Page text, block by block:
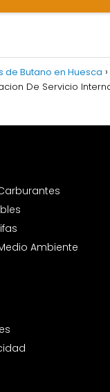
de Butano en Huesca
De Servicio
Ambiente